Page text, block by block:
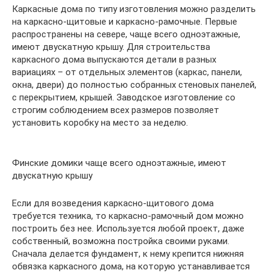
Каркасные дома по типу изготовления можно разделить
на каркасно-щитовые и каркасно-рамочные. Первые
распространены на севере, чаще всего одноэтажные,
имеют двускатную крышу. Для строительства
каркасного дома выпускаются детали в разных
вариациях – от отдельных элементов (каркас, панели,
окна, двери) до полностью собранных стеновых панелей,
с перекрытием, крышей. Заводское изготовление со
строгим соблюдением всех размеров позволяет
установить коробку на место за неделю.
Финские домики чаще всего одноэтажные, имеют
двускатную крышу
Если для возведения каркасно-щитового дома
требуется техника, то каркасно-рамочный дом можно
построить без нее. Используется любой проект, даже
собственный, возможна постройка своими руками.
Сначала делается фундамент, к нему крепится нижняя
обвязка каркасного дома, на которую устанавливается